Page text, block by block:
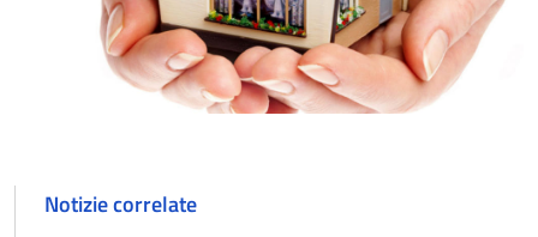
Notizie correlate